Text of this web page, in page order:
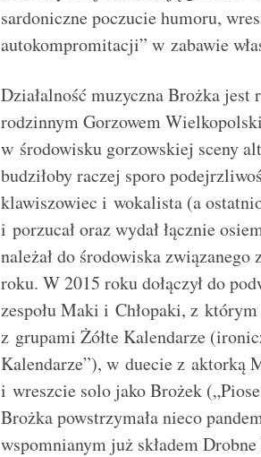
sardoniczne poczucie humoru,
autokompromitacji” w zabawie
Działalność muzyczna Brożka
rodzinnym Gorzowem
w środowisku gorzowskiej sceny
budziłoby raczej sporo
klawiszowiec i wokalista (a
i porzucał oraz wydał łącznie
należał do środowiska
roku. W 2015 roku dołączył do
zespołu Maki i Chłopaki, z którym
z grupami Żółte Kalendarze
Kalendarze”), w duecie z aktorką
i wreszcie solo jako Brożek
Brożka powstrzymała nieco
wspomnianym już składem